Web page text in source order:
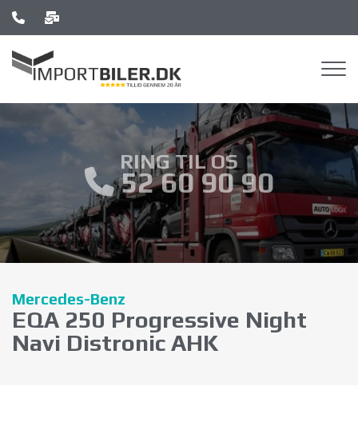
Skip
to
main
content
RING TIL OS
52 60 90 90
Mercedes-Benz
EQA 250 Progressive Night
Navi Distronic AHK